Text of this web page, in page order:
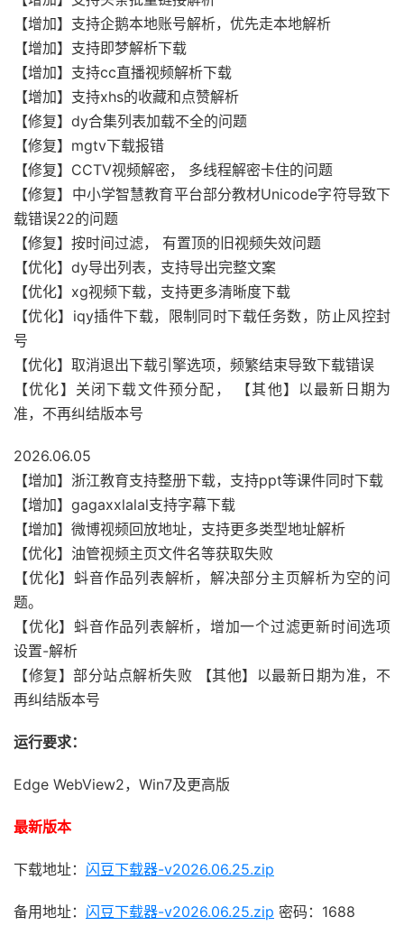
【增加】支持企鹅本地账号解析，优先走本地解析
【增加】支持即梦解析下载
【增加】支持cc直播视频解析下载
【增加】支持xhs的收藏和点赞解析
【修复】dy合集列表加载不全的问题
【修复】mgtv下载报错
【修复】CCTV视频解密， 多线程解密卡住的问题
【修复】中小学智慧教育平台部分教材Unicode字符导致下
载错误22的问题
【修复】按时间过滤， 有置顶的旧视频失效问题
【优化】dy导出列表，支持导出完整文案
【优化】xg视频下载，支持更多清晰度下载
【优化】iqy插件下载，限制同时下载任务数，防止风控封
号
【优化】取消退出下载引擎选项，频繁结束导致下载错误
【优化】关闭下载文件预分配， 【其他】以最新日期为
准，不再纠结版本号
2026.06.05
【增加】浙江教育支持整册下载，支持ppt等课件同时下载
【增加】gagaxxlalal支持字幕下载
【增加】微博视频回放地址，支持更多类型地址解析
【优化】油管视频主页文件名等获取失败
【优化】蚪音作品列表解析，解决部分主页解析为空的问
题。
【优化】蚪音作品列表解析，增加一个过滤更新时间选项
设置-解析
【修复】部分站点解析失败 【其他】以最新日期为准，不
再纠结版本号
运行要求：
Edge WebView2，Win7及更高版
最新版本
下载地址： 闪豆下载器-v2026.06.25.zip
备用地址： 闪豆下载器-v2026.06.25.zip 密码：1688